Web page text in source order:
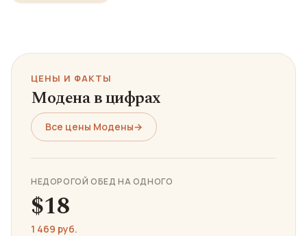
ЦЕНЫ И ФАКТЫ
Модена в цифрах
Все цены Модены→
НЕДОРОГОЙ ОБЕД НА ОДНОГО
$18
1 469 руб.